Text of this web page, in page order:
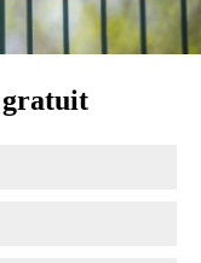
gratuit